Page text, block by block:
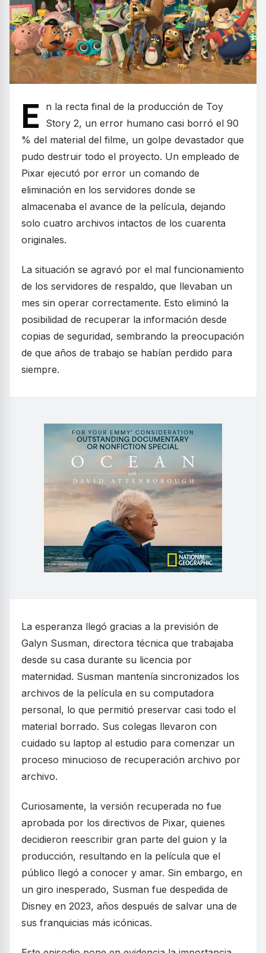
E
n la recta final de la producción de Toy
Story 2, un error humano casi borró el 90
% del material del filme, un golpe devastador que
pudo destruir todo el proyecto. Un empleado de
Pixar ejecutó por error un comando de
eliminación en los servidores donde se
almacenaba el avance de la película, dejando
solo cuatro archivos intactos de los cuarenta
originales.
La situación se agravó por el mal funcionamiento
de los servidores de respaldo, que llevaban un
mes sin operar correctamente. Esto eliminó la
posibilidad de recuperar la información desde
copias de seguridad, sembrando la preocupación
de que años de trabajo se habían perdido para
siempre.
La esperanza llegó gracias a la previsión de
Galyn Susman, directora técnica que trabajaba
desde su casa durante su licencia por
maternidad. Susman mantenía sincronizados los
archivos de la película en su computadora
personal, lo que permitió preservar casi todo el
material borrado. Sus colegas llevaron con
cuidado su laptop al estudio para comenzar un
proceso minucioso de recuperación archivo por
archivo.
Curiosamente, la versión recuperada no fue
aprobada por los directivos de Pixar, quienes
decidieron reescribir gran parte del guion y la
producción, resultando en la película que el
público llegó a conocer y amar. Sin embargo, en
un giro inesperado, Susman fue despedida de
Disney en 2023, años después de salvar una de
sus franquicias más icónicas.